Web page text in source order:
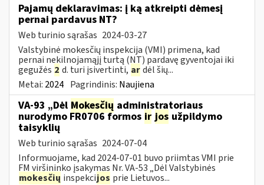
Pajamų deklaravimas: į ką atkreipti dėmesį
pernai pardavus NT?
Web turinio sąrašas 2024-03-27
Valstybinė mokesčių inspekcija (VMI) primena, kad
pernai nekilnojamąjį turtą (NT) pardavę gyventojai iki
gegužės 2 d. turi įsivertinti, ardėl šių...
Metai: 2024 Pagrindinis: Naujiena
VA-93 „Dėl Mokesčių administratoriaus
nurodymo FR0706 formos ir jos užpildymo
taisyklių
Web turinio sąrašas 2024-07-04
Informuojame, kad 2024-07-01 buvo priimtas VMI prie
FM viršininko įsakymas Nr. VA-53 „Dėl Valstybinės
mokesčių inspekcijos prie Lietuvos...